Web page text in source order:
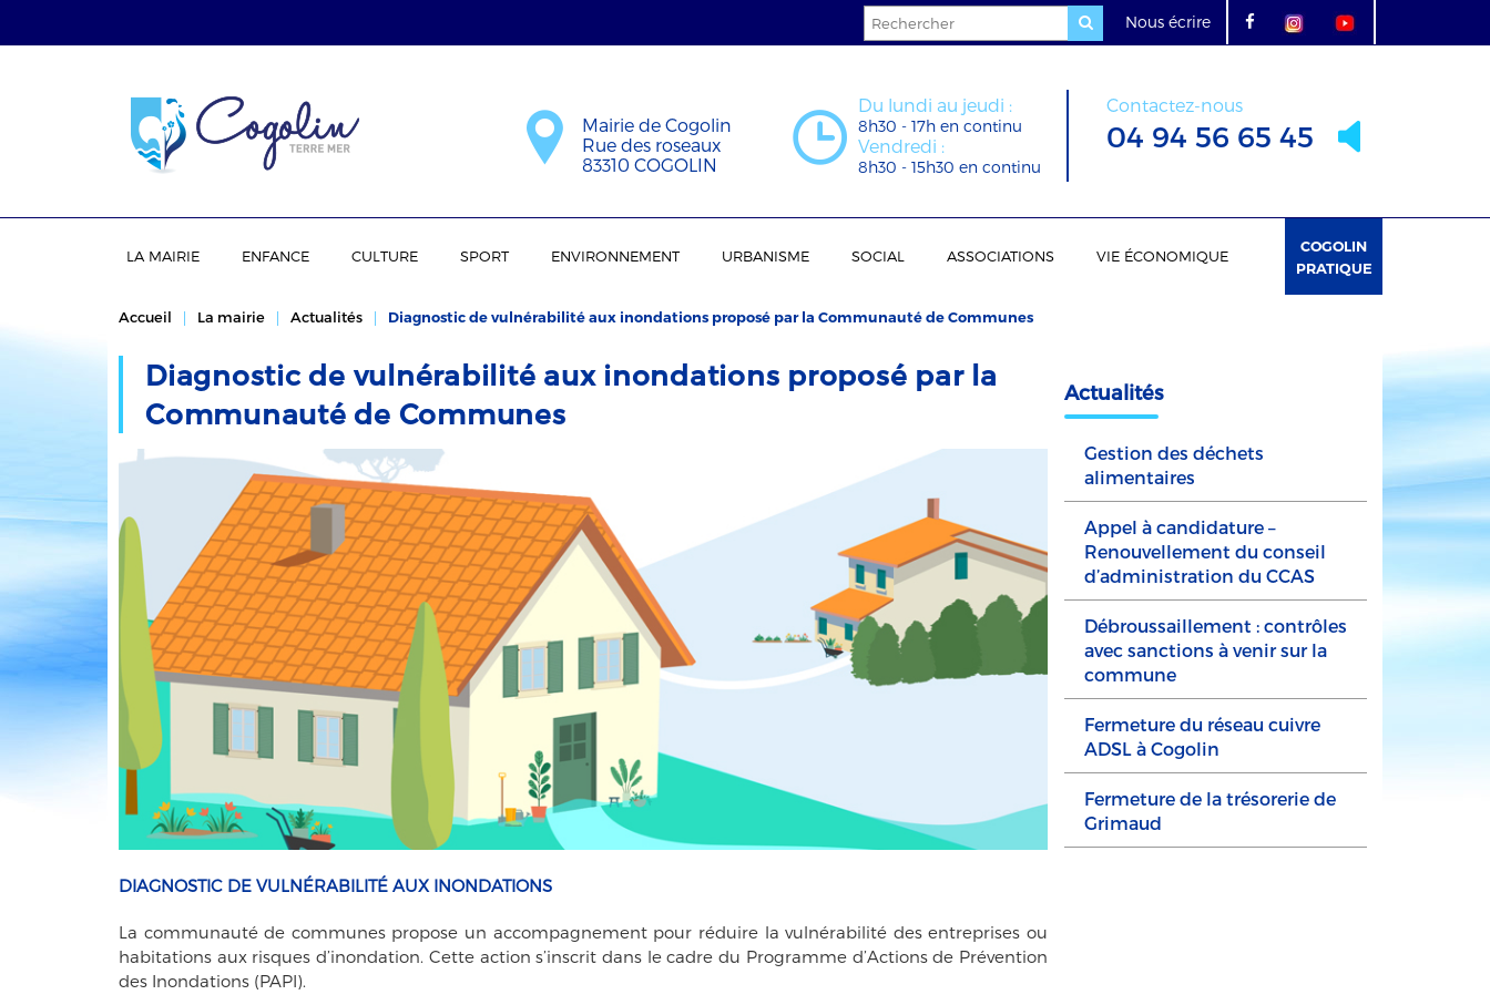
Nous écrire
Mairie de Cogolin
Rue des roseaux
83310 COGOLIN
Du lundi au jeudi :
8h30 - 17h en continu
Vendredi :
8h30 - 15h30 en continu
Contactez-nous
04 94 56 65 45
LA MAIRIE ENFANCE CULTURE SPORT ENVIRONNEMENT URBANISME SOCIAL ASSOCIATIONS VIE ÉCONOMIQUE
COGOLIN
PRATIQUE
Accueil La mairie Actualités Diagnostic de vulnérabilité aux inondations proposé par la Communauté de Communes
Diagnostic de vulnérabilité aux inondations proposé par la
Communauté de Communes
DIAGNOSTIC DE VULNÉRABILITÉ AUX INONDATIONS
La communauté de communes propose un accompagnement pour réduire la vulnérabilité des entreprises ou
habitations aux risques d’inondation. Cette action s’inscrit dans le cadre du Programme d’Actions de Prévention
des Inondations (PAPI).
Actualités
Gestion des déchets
alimentaires
Appel à candidature –
Renouvellement du conseil
d’administration du CCAS
Débroussaillement : contrôles
avec sanctions à venir sur la
commune
Fermeture du réseau cuivre
ADSL à Cogolin
Fermeture de la trésorerie de
Grimaud